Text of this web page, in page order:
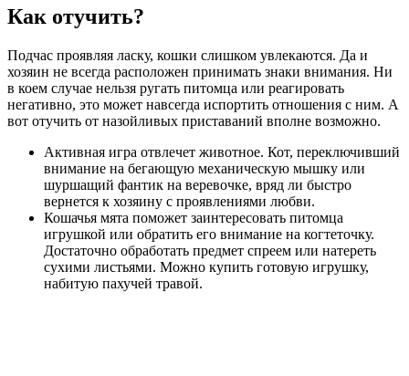
Как отучить?
Подчас проявляя ласку, кошки слишком увлекаются. Да и
хозяин не всегда расположен принимать знаки внимания. Ни
в коем случае нельзя ругать питомца или реагировать
негативно, это может навсегда испортить отношения с ним. А
вот отучить от назойливых приставаний вполне возможно.
Активная игра отвлечет животное. Кот, переключивший
внимание на бегающую механическую мышку или
шуршащий фантик на веревочке, вряд ли быстро
вернется к хозяину с проявлениями любви.
Кошачья мята поможет заинтересовать питомца
игрушкой или обратить его внимание на когтеточку.
Достаточно обработать предмет спреем или натереть
сухими листьями. Можно купить готовую игрушку,
набитую пахучей травой.